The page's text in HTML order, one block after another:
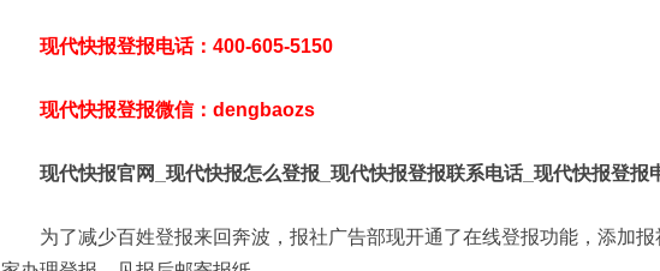
现代快报登报电话：400-605-5150
现代快报登报微信：dengbaozs
现代快报官网_现代快报怎么登报_现代快报登报联系电话_现代快报登报
为了减少百姓登报来回奔波，报社广告部现开通了在线登报功能，添加